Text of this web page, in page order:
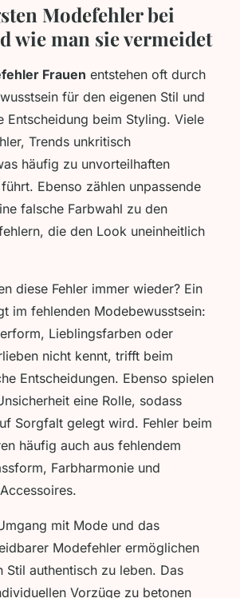
Modefehler bei
wie man sie vermeidet
Frauen entstehen oft durch
für den eigenen Stil und
Entscheidung beim Styling. Viele
Trends unkritisch
häufig zu unvorteilhaften
Ebenso zählen unpassende
falsche Farbwahl zu den
die den Look uneinheitlich
diese Fehler immer wieder? Ein
im fehlenden Modebewusstsein:
Lieblingsfarben oder
nicht kennt, trifft beim
Entscheidungen. Ebenso spielen
eine Rolle, sodass
Sorgfalt gelegt wird. Fehler beim
häufig auch aus fehlendem
Farbharmonie und
mit Mode und das
Modefehler ermöglichen
Stil authentisch zu leben. Das
Vorzüge zu betonen